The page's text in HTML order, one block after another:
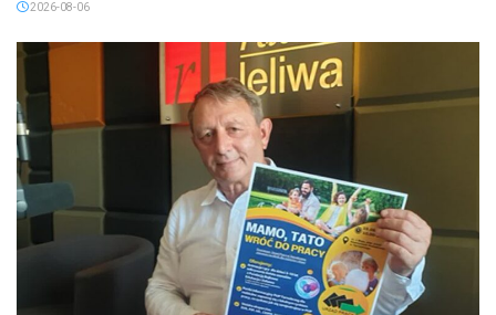
2026-08-06